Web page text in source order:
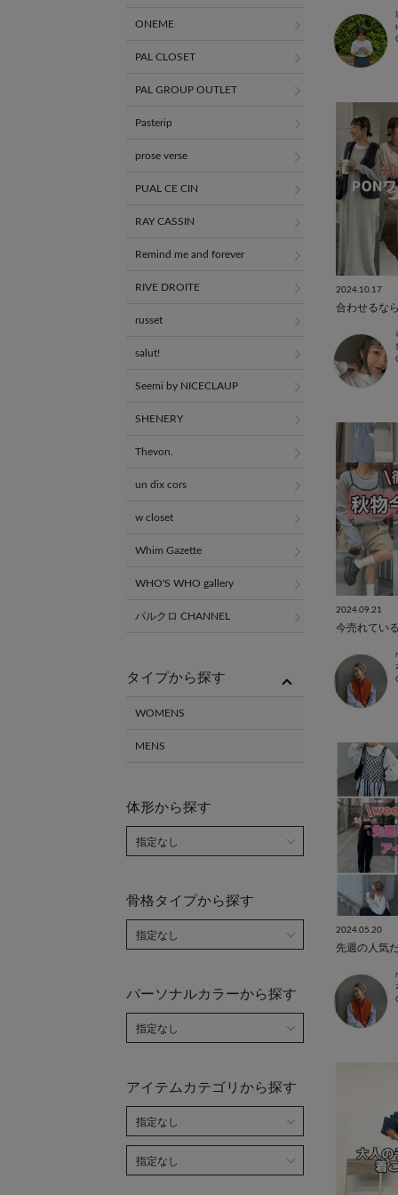
2024.10.17
2024.09.21
2024.05.20
ONEME
PAL CLOSET
PAL GROUP OUTLET
Pasterip
prose verse
PUAL CE CIN
RAY CASSIN
Remind me and forever
RIVE DROITE
russet
salut!
Seemi by NICECLAUP
SHENERY
Thevon.
un dix cors
w closet
Whim Gazette
WHO'S WHO gallery
パルクロ CHANNEL
タイプから探す
WOMENS
MENS
体形から探す
骨格タイプから探す
パーソナルカラーから探す
アイテムカテゴリから探す